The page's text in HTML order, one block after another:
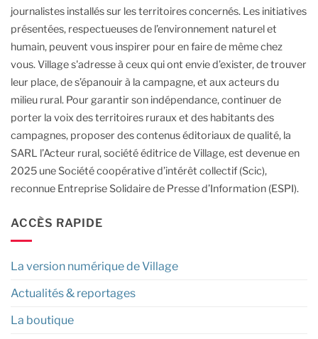
journalistes installés sur les territoires concernés. Les initiatives
présentées, respectueuses de l’environnement naturel et
humain, peuvent vous inspirer pour en faire de même chez
vous.Village s'adresse à ceux qui ont envie d’exister, de trouver
leur place, de s’épanouir à la campagne, et aux acteurs du
milieu rural. Pour garantir son indépendance, continuer de
porter la voix des territoires ruraux et des habitants des
campagnes, proposer des contenus éditoriaux de qualité, la
SARL l’Acteur rural, société éditrice de Village, est devenue en
2025 une Société coopérative d’intérêt collectif (Scic),
reconnue Entreprise Solidaire de Presse d’Information (ESPI).
ACCÈS RAPIDE
La version numérique de Village
Actualités & reportages
La boutique